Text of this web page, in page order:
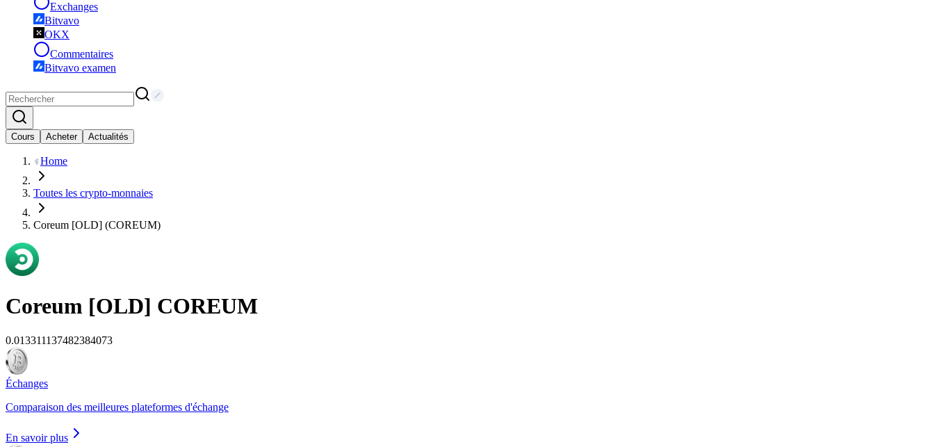
Exchanges
Bitvavo
OKX
Commentaires
Bitvavo examen
Cours Acheter Actualités
Home
Toutes les crypto-monnaies
Coreum [OLD] (COREUM)
Coreum [OLD] COREUM
0.013311137482384073
Échanges
Comparaison des meilleures plateformes d'échange
En savoir plus